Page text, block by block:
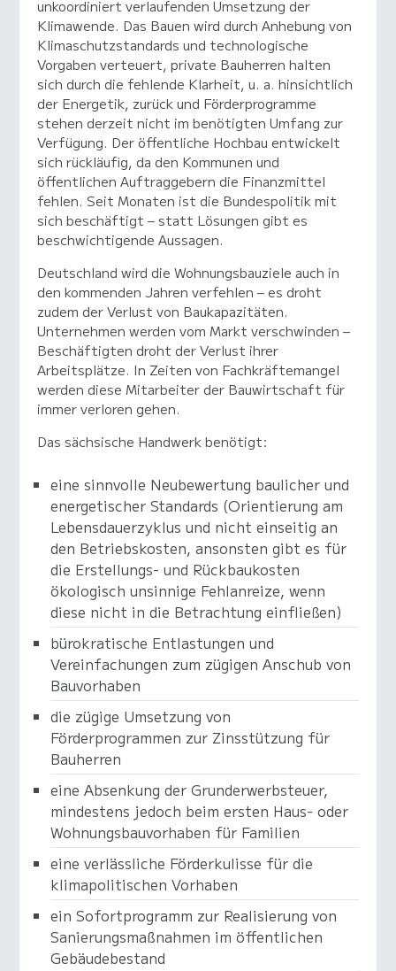
unkoordiniert verlaufenden Umsetzung der
Klimawende. Das Bauen wird durch Anhebung von
Klimaschutzstandards und technologische
Vorgaben verteuert, private Bauherren halten
sich durch die fehlende Klarheit, u. a. hinsichtlich
der Energetik, zurück und Förderprogramme
stehen derzeit nicht im benötigten Umfang zur
Verfügung. Der öffentliche Hochbau entwickelt
sich rückläufig, da den Kommunen und
öffentlichen Auftraggebern die Finanzmittel
fehlen. Seit Monaten ist die Bundespolitik mit
sich beschäftigt – statt Lösungen gibt es
beschwichtigende Aussagen.
Deutschland wird die Wohnungsbauziele auch in
den kommenden Jahren verfehlen – es droht
zudem der Verlust von Baukapazitäten.
Unternehmen werden vom Markt verschwinden –
Beschäftigten droht der Verlust ihrer
Arbeitsplätze. In Zeiten von Fachkräftemangel
werden diese Mitarbeiter der Bauwirtschaft für
immer verloren gehen.
Das sächsische Handwerk benötigt:
eine sinnvolle Neubewertung baulicher und
energetischer Standards (Orientierung am
Lebensdauerzyklus und nicht einseitig an
den Betriebskosten, ansonsten gibt es für
die Erstellungs- und Rückbaukosten
ökologisch unsinnige Fehlanreize, wenn
diese nicht in die Betrachtung einfließen)
bürokratische Entlastungen und
Vereinfachungen zum zügigen Anschub von
Bauvorhaben
die zügige Umsetzung von
Förderprogrammen zur Zinsstützung für
Bauherren
eine Absenkung der Grunderwerbsteuer,
mindestens jedoch beim ersten Haus- oder
Wohnungsbauvorhaben für Familien
eine verlässliche Förderkulisse für die
klimapolitischen Vorhaben
ein Sofortprogramm zur Realisierung von
Sanierungsmaßnahmen im öffentlichen
Gebäudebestand